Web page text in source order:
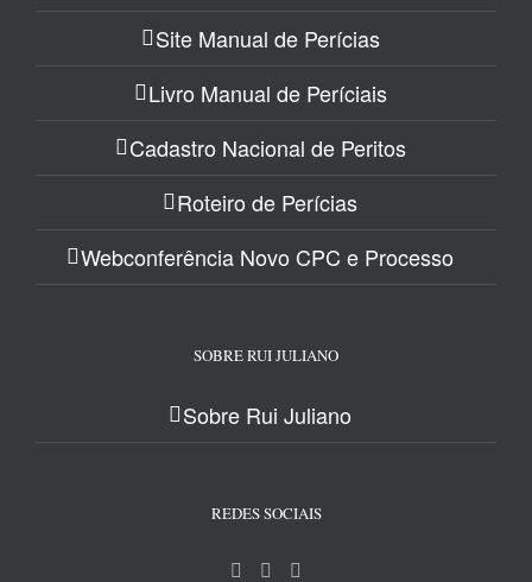
Site Manual de Perícias
Livro Manual de Períciais
Cadastro Nacional de Peritos
Roteiro de Perícias
Webconferência Novo CPC e Processo
SOBRE RUI JULIANO
Sobre Rui Juliano
REDES SOCIAIS